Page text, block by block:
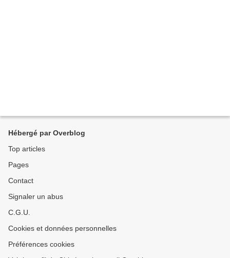
Hébergé par Overblog
Top articles
Pages
Contact
Signaler un abus
C.G.U.
Cookies et données personnelles
Préférences cookies